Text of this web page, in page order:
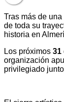
Tras más de
de toda su
historia en
Los próximos 31
organización
privilegiado